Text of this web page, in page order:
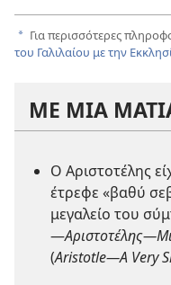
a Για περισσότερες
του Γαλιλαίου με την
ΜΕ ΜΙΑ
Ο Αριστοτέλης
έτρεφε «βαθύ
μεγαλείο του
—
(Aristotle—A Very